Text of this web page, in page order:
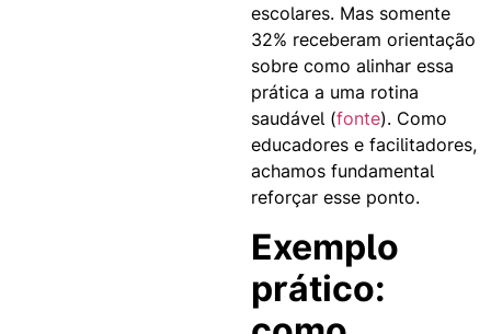
escolares. Mas somente
32% receberam orientação
sobre como alinhar essa
prática a uma rotina
saudável (fonte). Como
educadores e facilitadores,
achamos fundamental
reforçar esse ponto.
Exemplo
prático: